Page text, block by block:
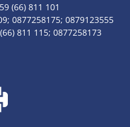
(66) 811 101
0877258175; 0879123555
811 115; 0877258173